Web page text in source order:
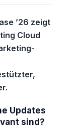
’26 zeigt
Cloud
Updates
sind?